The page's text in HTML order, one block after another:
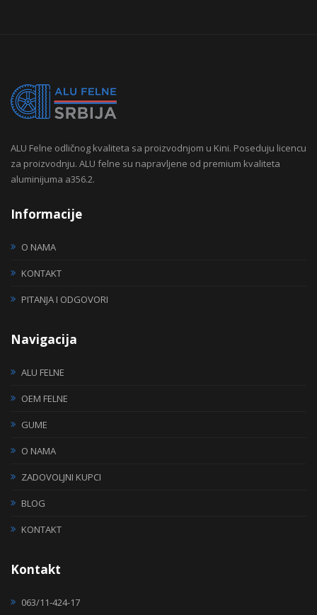
ALU Felne odličnog kvaliteta sa proizvodnjom u Kini. Poseduju licencu
za proizvodnju. ALU felne su napravljene od premium kvaliteta
aluminijuma a356.2.
Informacije
O NAMA
KONTAKT
PITANJA I ODGOVORI
Navigacija
ALU FELNE
OEM FELNE
GUME
O NAMA
ZADOVOLJNI KUPCI
BLOG
KONTAKT
Kontakt
063/11-424-17